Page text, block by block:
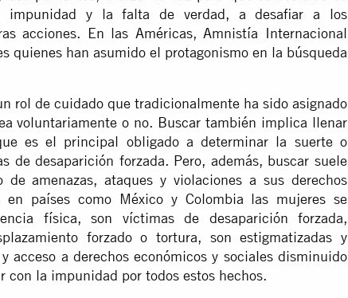
impunidad y la falta de verdad, a desafiar a los
acciones. En las Américas, Amnistía Internacional
quienes han asumido el protagonismo en la búsqueda
rol de cuidado que tradicionalmente ha sido asignado
voluntariamente o no. Buscar también implica llenar
es el principal obligado a determinar la suerte o
de desaparición forzada. Pero, además, buscar suele
amenazas, ataques y violaciones a sus derechos
en países como México y Colombia las mujeres se
física, son víctimas de desaparición forzada,
forzado o tortura, son estigmatizadas y
acceso a derechos económicos y sociales disminuido
con la impunidad por todos estos hechos.